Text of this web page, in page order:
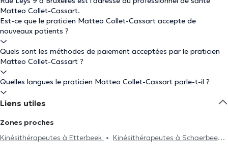
Matteo Collet-Cassart.
Est-ce que le praticien Matteo Collet-Cassart accepte de
nouveaux patients ?
Quels sont les méthodes de paiement acceptées par le praticien
Matteo Collet-Cassart ?
Quelles langues le praticien Matteo Collet-Cassart parle-t-il ?
Liens utiles
Zones proches
Kinésithérapeutes à Etterbeek
Kinésithérapeutes à Schaerbeek